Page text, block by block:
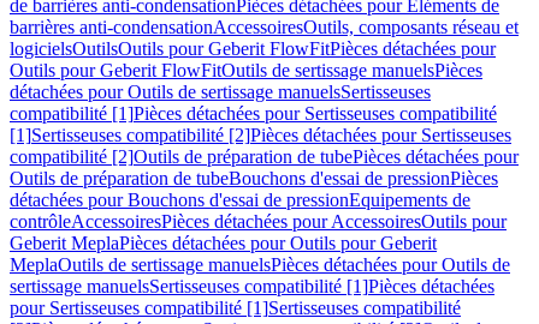
de barrières anti-condensationPièces détachées pour Eléments de
barrières anti-condensationAccessoiresOutils, composants réseau et
logicielsOutilsOutils pour Geberit FlowFitPièces détachées pour
Outils pour Geberit FlowFitOutils de sertissage manuelsPièces
détachées pour Outils de sertissage manuelsSertisseuses
compatibilité [1]Pièces détachées pour Sertisseuses compatibilité
[1]Sertisseuses compatibilité [2]Pièces détachées pour Sertisseuses
compatibilité [2]Outils de préparation de tubePièces détachées pour
Outils de préparation de tubeBouchons d'essai de pressionPièces
détachées pour Bouchons d'essai de pressionEquipements de
contrôleAccessoiresPièces détachées pour AccessoiresOutils pour
Geberit MeplaPièces détachées pour Outils pour Geberit
MeplaOutils de sertissage manuelsPièces détachées pour Outils de
sertissage manuelsSertisseuses compatibilité [1]Pièces détachées
pour Sertisseuses compatibilité [1]Sertisseuses compatibilité